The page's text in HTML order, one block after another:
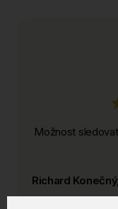
Možnost
Richard